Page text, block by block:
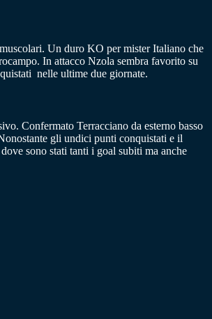
Un duro KO per mister Italiano che
In attacco Nzola sembra favorito su
nelle ultime due giornate.
Confermato Terracciano da esterno basso
gli undici punti conquistati e il
sono stati tanti i goal subiti ma anche